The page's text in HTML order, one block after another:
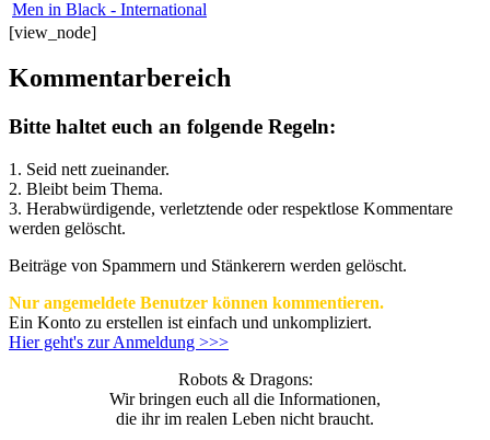
Men in Black - International
[view_node]
Kommentarbereich
Bitte haltet euch an folgende Regeln:
1. Seid nett zueinander.
2. Bleibt beim Thema.
3. Herabwürdigende, verletztende oder respektlose Kommentare
werden gelöscht.
Beiträge von Spammern und Stänkerern werden gelöscht.
Nur angemeldete Benutzer können kommentieren.
Ein Konto zu erstellen ist einfach und unkompliziert.
Hier geht's zur Anmeldung >>>
Robots & Dragons:
Wir bringen euch all die Informationen,
die ihr im realen Leben nicht braucht.